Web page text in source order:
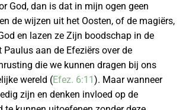
God, dan is dat in mijn ogen geen
de wijzen uit het Oosten, of de magiërs,
en lazen ze Zijn boodschap in de
Paulus aan de Efeziërs over de
die we kunnen dragen bij ons
wereld (Efez. 6:11). Maar wanneer
zijn en denken invloed op de